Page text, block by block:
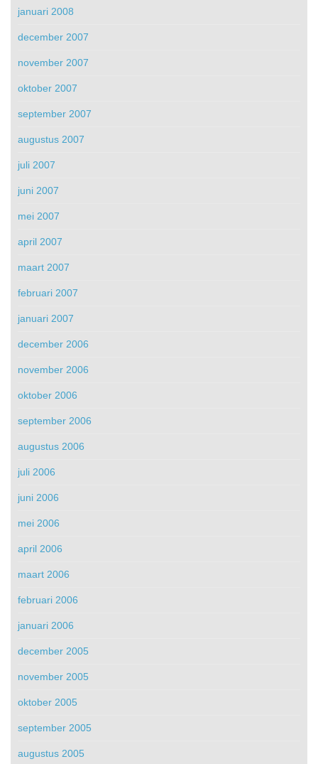
januari 2008
december 2007
november 2007
oktober 2007
september 2007
augustus 2007
juli 2007
juni 2007
mei 2007
april 2007
maart 2007
februari 2007
januari 2007
december 2006
november 2006
oktober 2006
september 2006
augustus 2006
juli 2006
juni 2006
mei 2006
april 2006
maart 2006
februari 2006
januari 2006
december 2005
november 2005
oktober 2005
september 2005
augustus 2005